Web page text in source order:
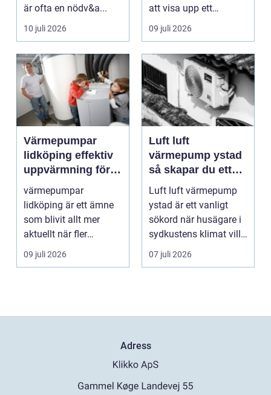
är ofta en nödv&a...
10 juli 2026
att visa upp ett
varum...
09 juli 2026
Värmepumpar
lidköping effektiv
uppvärmning för
hus och
fastigheter
värmepumpar
lidköping är ett ämne
som blivit allt mer
aktuellt när fler
fastighetsägare vill
kombine...
09 juli 2026
Luft luft
värmepump ystad
så skapar du ett
behagligt
inomhusklimat
Året om
Luft luft värmepump
ystad är ett vanligt
sökord när husägare i
sydkustens klimat vill
hitta ett smar...
07 juli 2026
Adress